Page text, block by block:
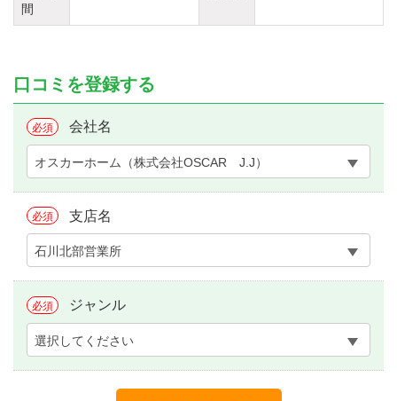
間
口コミを登録する
必須 会社名
オスカーホーム（株式会社OSCAR J.J）
必須 支店名
石川北部営業所
必須 ジャンル
選択してください